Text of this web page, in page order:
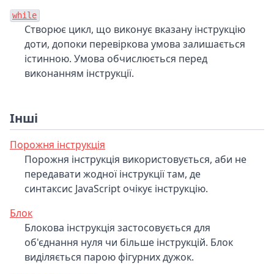
while
Створює цикл, що виконує вказану інструкцію
доти, допоки перевіркова умова залишається
істинною. Умова обчислюється перед
виконанням інструкції.
Інші
Порожня інструкція
Порожня інструкція використовується, аби не
передавати жодної інструкції там, де
синтаксис JavaScript очікує інструкцію.
Блок
Блокова інструкція застосовується для
об'єднання нуля чи більше інструкцій. Блок
виділяється парою фігурних дужок.